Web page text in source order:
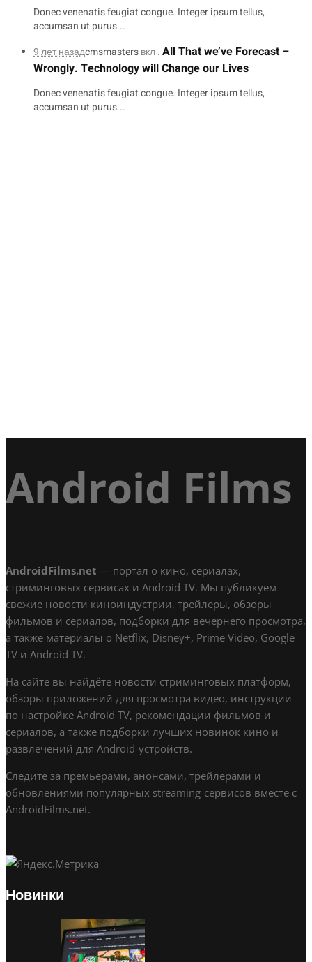
Donec venenatis feugiat congue. Integer ipsum tellus,
accumsan ut purus...
9 лет назадcmsmastersвкл .All That we’ve Forecast –
Wrongly. Technology will Change our Lives
Donec venenatis feugiat congue. Integer ipsum tellus,
accumsan ut purus...
Android Films
AndroidFilms.net — портал о кино, сериалах,
стриминговых сервисах и Android TV. Мы публикуем
свежие новости киноиндустрии, трейлеры, обзоры
фильмов и сериалов, подборки для вечернего просмотра,
а также материалы о Netflix, Disney+, Prime Video, Google
TV и Android TV.
На сайте вы найдёте новости стриминговых платформ,
обзоры приложений для просмотра видео, инструкции
по настройке Android TV, рекомендации фильмов и
сериалов, а также подборки лучших новинок кино и
развлечений для Android-устройств.
Следите за премьерами, анонсами, трейлерами и
обновлениями популярных streaming-сервисов вместе с
AndroidFilms.net.
Новинки